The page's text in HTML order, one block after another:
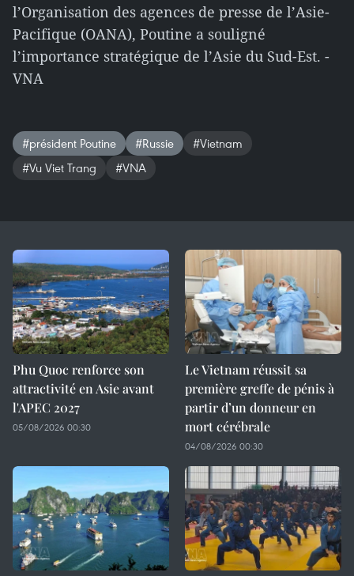
l’Organisation des agences de presse de l’Asie-
Pacifique (OANA), Poutine a souligné
l’importance stratégique de l’Asie du Sud-Est. -
VNA
#président Poutine #Russie
#Vietnam
#Vu Viet Trang
#VNA
Phu Quoc renforce son
attractivité en Asie avant
l'APEC 2027
05/08/2026 00:30
Le Vietnam réussit sa
première greffe de pénis à
partir d’un donneur en
mort cérébrale
04/08/2026 00:30